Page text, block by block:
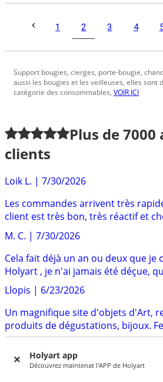
Holyart app
Découvrez maintenat l'APP de Holyart
1 2 3 4
Support bougies, cierges, porte-bougie,
aussi les bougies et les veilleuses, elles sont
catégorie des consommables, VOIR ICI
Plus de7000
clients
Loik L. | 7/30/2026
Les commandes arrivent très
client est très bon, très réactif et
M. C. | 7/30/2026
Cela fait déjà un an ou deux que je
Holyart , je n'ai jamais été déçue,
Llopis | 6/23/2026
Un magnifique site d'objets d'Art,
produits de dégustations, bijoux.
Un bon service client très